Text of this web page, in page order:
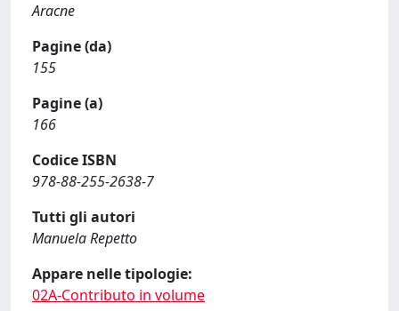
Aracne
Pagine (da)
155
Pagine (a)
166
Codice ISBN
978-88-255-2638-7
Tutti gli autori
Manuela Repetto
Appare nelle tipologie:
02A-Contributo in volume